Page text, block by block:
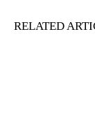
RELATED